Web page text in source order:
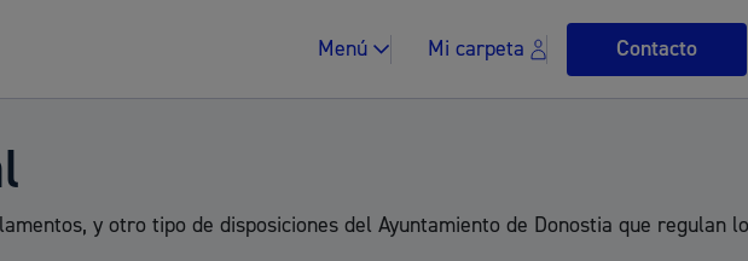
Menú Mi carpeta Contacto
y otro tipo de disposiciones del Ayuntamiento de Donostia que regulan